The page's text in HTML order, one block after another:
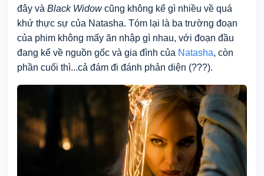
đây và Black Widowcũng không kể gì nhiều về quá
khứ thực sự của Natasha. Tóm lại là ba trường đoạn
của phim không mấy ăn nhập gì nhau, với đoạn đầu
đang kể về nguồn gốc và gia đình của Natasha, còn
phần cuối thì...cả đám đi đánh phản diện (???).